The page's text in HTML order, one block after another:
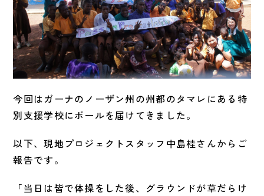
今回はガーナのノーザン州の州都のタマレにある特
別支援学校にボールを届けてきました。
以下、現地プロジェクトスタッフ中島桂さんからご
報告です。
「当日は皆で体操をした後、グラウンドが草だらけ